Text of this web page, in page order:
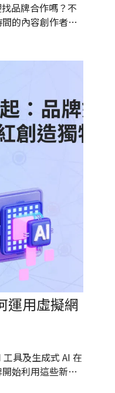
品牌合作嗎？不
的內容創作者，
大致可分為主動
增加曝光，讓品牌
運用虛擬網
具及生成式 AI 在
始利用這些新技
形象，拉近品牌